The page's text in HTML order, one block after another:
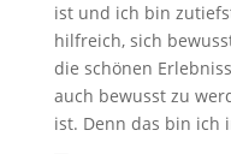
ist und ich bin
hilfreich, sich
die schönen
auch bewusst zu
ist. Denn das bin ich